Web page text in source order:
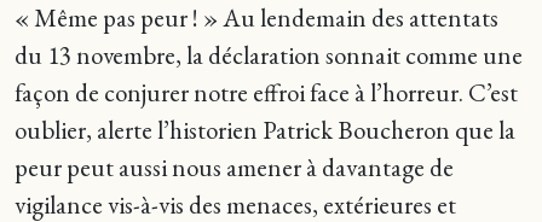
« Même pas peur ! » Au lendemain des attentats
du 13 novembre, la déclaration sonnait comme une
façon de conjurer notre effroi face à l’horreur. C’est
oublier, alerte l’historien Patrick Boucheron que la
peur peut aussi nous amener à davantage de
vigilance vis-à-vis des menaces, extérieures et